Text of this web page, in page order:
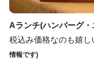
Aランチ(ハンバーグ
税込み価格なのも嬉し
情報です)